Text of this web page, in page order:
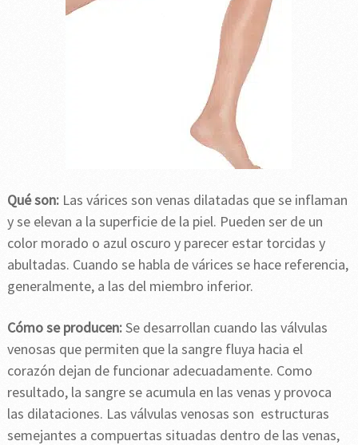
Qué son:Las várices son venas dilatadas que se inflaman
y se elevan a la superficie de la piel. Pueden ser de un
color morado o azul oscuro y parecer estar torcidas y
abultadas. Cuando se habla de várices se hace referencia,
generalmente, a las del miembro inferior.
Cómo se producen:Se desarrollan cuando las válvulas
venosas que permiten que la sangre fluya hacia el
corazón dejan de funcionar adecuadamente. Como
resultado, la sangre se acumula en las venas y provoca
las dilataciones. Las válvulas venosas son estructuras
semejantes a compuertas situadas dentro de las venas,